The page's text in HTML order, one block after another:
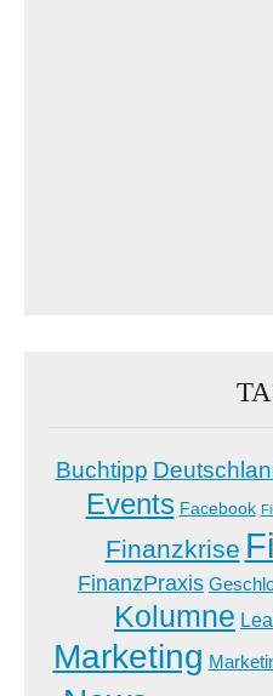
Buchtipp
Events Facebook
Finanzkrise
FinanzPraxis
Kolumne
Marketing